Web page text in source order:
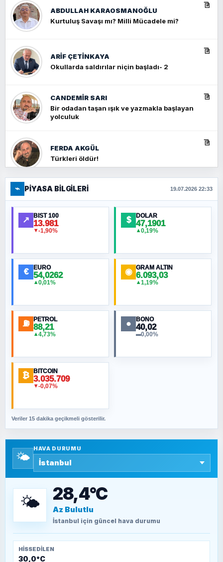
ABDULLAH KARAOSMANOĞLU
Kurtuluş Savaşı mı? Milli Mücadele mi?
ARIF ÇETİNKAYA
Okullarda saldırılar niçin başladı- 2
CANDEMIR SARI
Bir odadan taşan ışık ve yazmakla başlayan
yolculuk
FERDA AKGÜL
Türkleri öldür!
FERHAT BÜYÜKKALKAN
Ankara Zirvesi: NATO Toplantısı mı, Yeni
Ortadoğu Haritasının Provası mı?
MURAT ÖZKAN
NURETTIN BÖLÜK
ORHAN KILIÇOĞLU
Fahişeye beyinli bir müstevli alçağına
SAVAŞ ŞAHİN
SEYFULLAH ÇİÇEK
TEOMAN ALPASLAN
Kütahya-Eskişehir Muharebeleri (10-24
⌁ PIYASA BILGILERI 19.07.2026 22:33
↗ BIST 100
13.981
▼-1,90%
$ DOLAR
47,1901
▲0,19%
€ EURO
54,0262
▲0,01%
◉ GRAM ALTIN
6.093,03
▲1,19%
⛽ PETROL
88,21
▲4,73%
● BONO
40,02
▬0,00%
₿ BITCOIN
3.035.709
▼-0,07%
Veriler 15 dakika geçikmeli gösterilir.
🌤️
HAVA DURUMU
🌤️ 28,4°C
Az Bulutlu
İstanbul için güncel hava durumu
HISSEDILEN
30,0°C